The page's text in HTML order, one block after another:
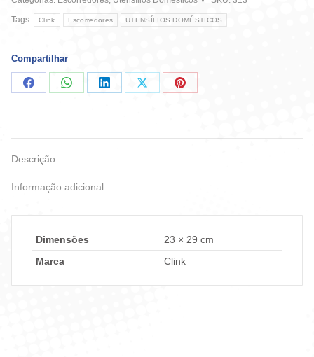
Tags:
Clink Escorredores UTENSÍLIOS DOMÉSTICOS
Compartilhar
CompartilharCompartilharCompartilharCompartilharCompartilhar
Descrição
Informação adicional
Dimensões
23 × 29 cm
Marca
Clink